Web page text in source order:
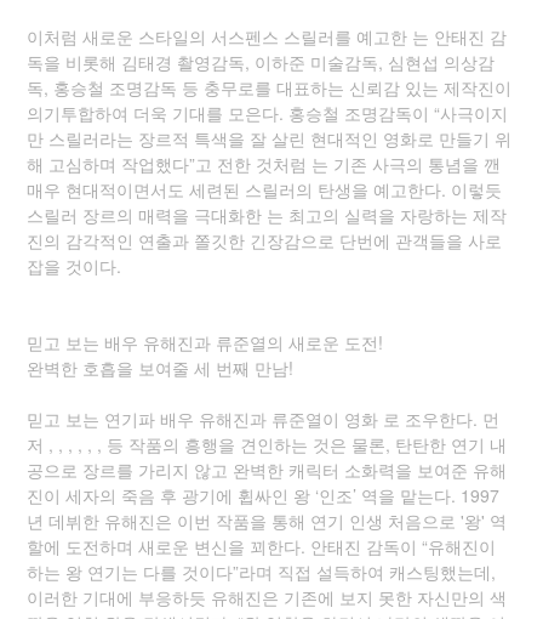
이처럼 새로운 스타일의 서스펜스 스릴러를 예고한 는 안태진 감
독을 비롯해 김태경 촬영감독, 이하준 미술감독, 심현섭 의상감
독, 홍승철 조명감독 등 충무로를 대표하는 신뢰감 있는 제작진이
의기투합하여 더욱 기대를 모은다. 홍승철 조명감독이 “사극이지
만 스릴러라는 장르적 특색을 잘 살린 현대적인 영화로 만들기 위
해 고심하며 작업했다”고 전한 것처럼 는 기존 사극의 통념을 깬
매우 현대적이면서도 세련된 스릴러의 탄생을 예고한다. 이렇듯
스릴러 장르의 매력을 극대화한 는 최고의 실력을 자랑하는 제작
진의 감각적인 연출과 쫄깃한 긴장감으로 단번에 관객들을 사로
잡을 것이다.
믿고 보는 배우 유해진과 류준열의 새로운 도전!
완벽한 호흡을 보여줄 세 번째 만남!
믿고 보는 연기파 배우 유해진과 류준열이 영화 로 조우한다. 먼
저 , , , , , , 등 작품의 흥행을 견인하는 것은 물론, 탄탄한 연기 내
공으로 장르를 가리지 않고 완벽한 캐릭터 소화력을 보여준 유해
진이 세자의 죽음 후 광기에 휩싸인 왕 ‘인조’ 역을 맡는다. 1997
년 데뷔한 유해진은 이번 작품을 통해 연기 인생 처음으로 '왕' 역
할에 도전하며 새로운 변신을 꾀한다. 안태진 감독이 “유해진이
하는 왕 연기는 다를 것이다”라며 직접 설득하여 캐스팅했는데,
이러한 기대에 부응하듯 유해진은 기존에 보지 못한 자신만의 색